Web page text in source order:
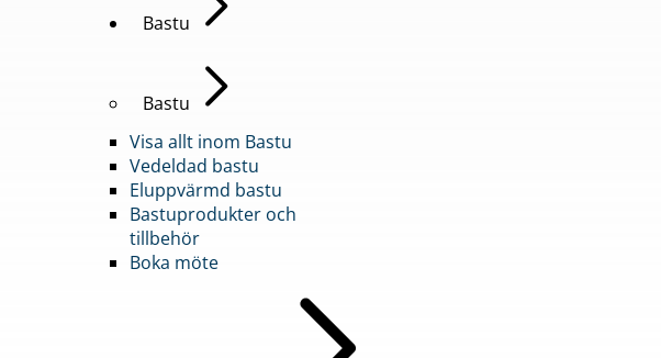
Bastu
Bastu
Visa allt inom Bastu
Vedeldad bastu
Eluppvärmd bastu
Bastuprodukter och
tillbehör
Boka möte